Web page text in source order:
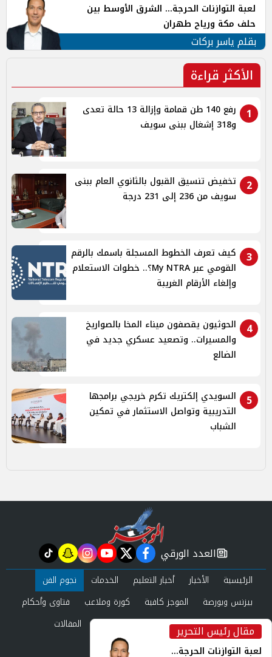
لعبة التوازنات الحرجة... الشرق الأوسط بين
حلف مكة ورياح طهران
بقلم ياسر بركات
الأكثر قراءة
1
رفع 140 طن قمامة وإزالة 13 حالة تعدى
و318 إشغال ببنى سويف
2
تخفيض تنسيق القبول بالثانوي العام ببنى
سويف من 236 إلى 231 درجة
3
كيف تعرف الخطوط المسجلة باسمك بالرقم
القومي عبر My NTRA؟.. خطوات الاستعلام
وإلغاء الأرقام الغريبة
4
الحوثيون يقصفون ميناء المخا بالصواريخ
والمسيرات.. وتصعيد عسكري جديد في
الضالع
5
السويدي إلكتريك تكرم خريجي برامجها
التدريبية وتواصل الاستثمار في تمكين
الشباب
مقال رئيس التحرير
لعبة التوازنات الحرجة...
newspaper
العدد الورقي facebook
twitter
youtube
instagram
snapchat
tiktok
الرئيسية الأخبار أخبار التعليم الخدمات
نجوم الفن
بيزنس وبورصة
الموجز كافية كورة وملاعب
فتاوى وأحكام
صحة وجمال
عرب وعالم حوادث ومحاكم
المقالات
العدد الورقي